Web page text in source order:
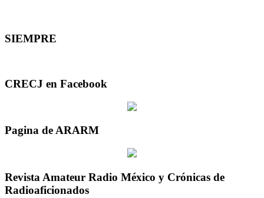
SIEMPRE
CRECJ en Facebook
Pagina de ARARM
Revista Amateur Radio México y Crónicas de
Radioaficionados